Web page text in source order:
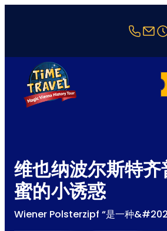
+43
维也纳波尔斯特
蜜的小诱惑
Wiener Polsterzipf “是一种